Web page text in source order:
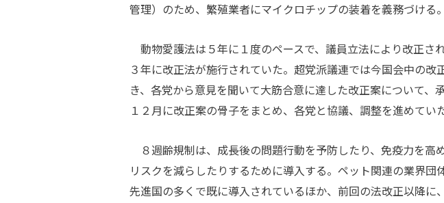
管理）のため、繁殖業者にマイクロチップの装着を義務づける。
動物愛護法は５年に１度のペースで、議員立法により改正さ
３年に改正法が施行されていた。超党派議連では今国会中の改
き、各党から意見を聞いて大筋合意に達した改正案について、
１２月に改正案の骨子をまとめ、各党と協議、調整を進めていた
８週齢規制は、成長後の問題行動を予防したり、免疫力を高
リスクを減らしたりするために導入する。ペット関連の業界
先進国の多くで既に導入されているほか、前回の法改正以降に